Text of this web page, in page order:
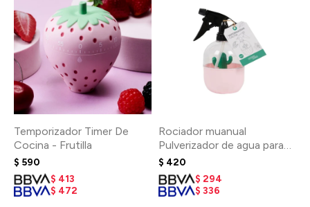
Temporizador Timer De
Cocina - Frutilla
$ 590
$ 413
$ 472
Rociador muanual
Pulverizador de agua para
plantas - Rosa
$ 420
$ 294
$ 336